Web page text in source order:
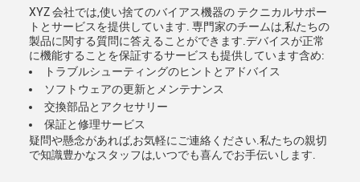
XYZ 会社では,使い捨てのバイアス機器の テクニカルサポー
トとサービスを提供しています. 専門家のチームは,私たちの
製品に関する質問に答えることができます.デバイスが正常
に機能することを保証するサービスも提供しています含め:
トラブルシューティングのヒントとアドバイス
ソフトウェアの更新とメンテナンス
交換部品とアクセサリー
保証と修理サービス
疑問や懸念があれば,お気軽にご連絡ください.私たちの親切
で知識豊かなスタッフは,いつでも喜んでお手伝いします.